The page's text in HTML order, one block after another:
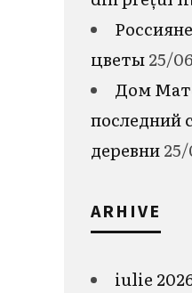
цветы25/
Дом
последний
деревни
ARHIVE
iulie